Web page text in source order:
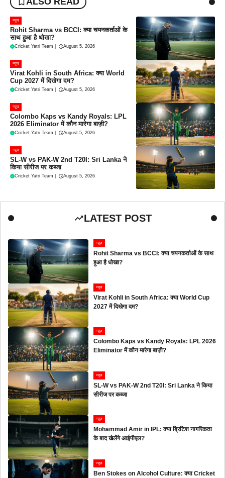
न्यूज
Rohit Sharma vs BCCI: क्या चयनकर्ताओं के
साथ हुआ है धोखा?
Cricket Yatri Team August 5, 2026
न्यूज
Virat Kohli in South Africa: क्या World
Cup 2027 में दिखेगा दम?
Cricket Yatri Team August 5, 2026
न्यूज
Colombo Kaps vs Kandy Royals: LPL
2026 Eliminator में कौन मारेगा बाज़ी?
Cricket Yatri Team August 5, 2026
न्यूज
SL-W vs PAK-W 2nd T20I: Sri Lanka ने
किया सीरीज पर कब्जा
Cricket Yatri Team August 5, 2026
LATEST POST
न्यूज
Rohit Sharma vs BCCI: क्या चयनकर्ताओं के साथ
हुआ है धोखा?
न्यूज
Virat Kohli in South Africa: क्या World Cup
2027 में दिखेगा दम?
न्यूज
Colombo Kaps vs Kandy Royals: LPL 2026
Eliminator में कौन मारेगा बाज़ी?
न्यूज
SL-W vs PAK-W 2nd T20I: Sri Lanka ने किया
सीरीज पर कब्जा
न्यूज
Mohammad Amir in IPL: क्या ब्रिटिश नागरिकता
के बाद खेलेंगे आईपीएल?
न्यूज
Ben Stokes on Alcohol Culture: क्या Cricket